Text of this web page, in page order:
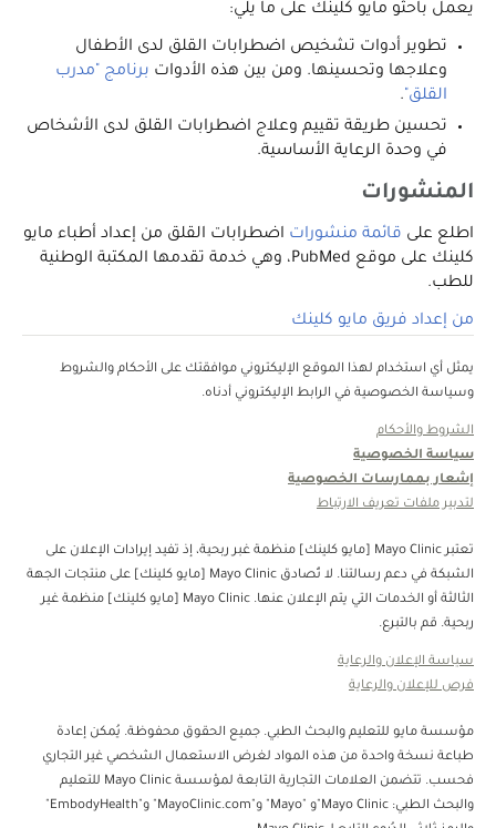
يعمل باحثو مايو كلينك على ما يلي:
تطوير أدوات تشخيص اضطرابات القلق لدى الأطفال
وعلاجها وتحسينها. ومن بين هذه الأدوات برنامج "مدرب
القلق" .
تحسين طريقة تقييم وعلاج اضطرابات القلق لدى الأشخاص
في وحدة الرعاية الأساسية.
المنشورات
اطلع على قائمة منشورات اضطرابات القلق من إعداد أطباء مايو
كلينك على موقع PubMed، وهي خدمة تقدمها المكتبة الوطنية
للطب.
من إعداد فريق مايو كلينك
يمثل أي استخدام لهذا الموقع الإليكتروني موافقتك على الأحكام والشروط
وسياسة الخصوصية في الرابط الإليكتروني أدناه.
الشروط والأحكام
سياسة الخصوصية
إشعار بممارسات الخصوصية
لتدبير ملفات تعريف الارتباط
تعتبر Mayo Clinic [مايو كلينك] منظمة غبر ربحية، إذ تفيد إيرادات الإعلان على
الشبكة في دعم رسالتنا. لا تُصادق Mayo Clinic [مايو كلينك] على منتجات الجهة
الثالثة أو الخدمات التي يتم الإعلان عنها. Mayo Clinic [مايو كلينك] منظمة غير
ربحية. قم بالتبرع.
سياسة الإعلان والرعاية
فرص للإعلان والرعاية
مؤسسة مايو للتعليم والبحث الطبي. جميع الحقوق محفوظة. يُمكن إعادة
طباعة نسخة واحدة من هذه المواد لغرض الاستعمال الشخصي غير التجاري
فحسب. تتضمن العلامات التجارية التابعة لمؤسسة Mayo Clinic للتعليم
والبحث الطبي: Mayo Clinic"و "Mayo" و"MayoClinic.com" و"EmbodyHealth"